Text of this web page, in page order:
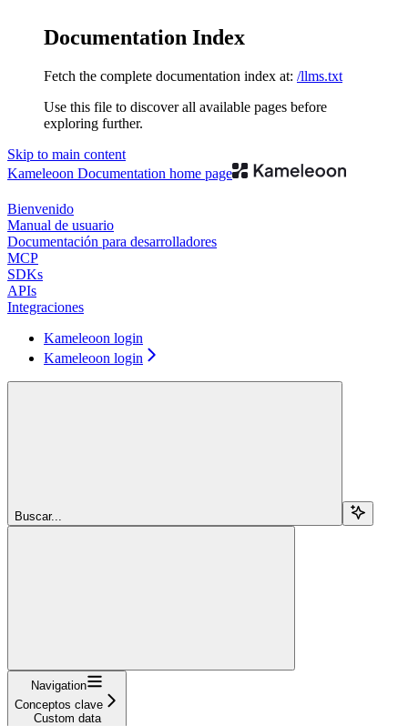
Documentation Index
Fetch the complete documentation index at: /llms.txt
Use this file to discover all available pages before
exploring further.
Skip to main content
Kameleoon Documentation home page
Bienvenido
Manual de usuario
Documentación para desarrolladores
MCP
SDKs
APIs
Integraciones
Kameleoon login
Kameleoon login
Buscar...
Navigation
Conceptos clave
Custom data